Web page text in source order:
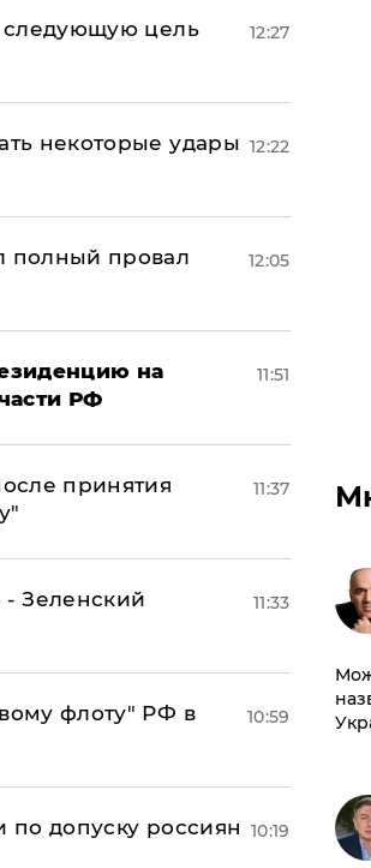
следующую цель
12:27
некоторые удары 12:22
полный провал
12:05
на
РФ
11:51
принятия
11:37
- Зеленский
11:33
флоту" РФ в
10:59
по допуску россиян 10:19